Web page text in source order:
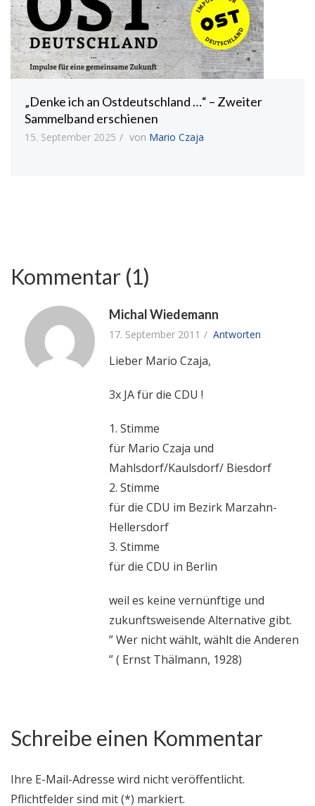
„Denke ich an Ostdeutschland …“ – Zweiter
Sammelband erschienen
15. September 2025 von Mario Czaja
Kommentar (1)
Michal Wiedemann
17. September 2011 Antworten
Lieber Mario Czaja,
3x JA für die CDU !
1. Stimme
für Mario Czaja und
Mahlsdorf/Kaulsdorf/ Biesdorf
2. Stimme
für die CDU im Bezirk Marzahn-
Hellersdorf
3. Stimme
für die CDU in Berlin
weil es keine vernünftige und
zukunftsweisende Alternative gibt.
” Wer nicht wählt, wählt die Anderen
” ( Ernst Thälmann, 1928)
Schreibe einen Kommentar
Ihre E-Mail-Adresse wird nicht veröffentlicht.
Pflichtfelder sind mit (*) markiert.